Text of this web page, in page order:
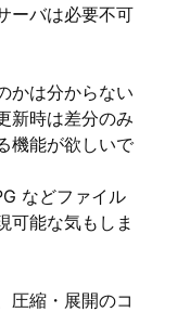
ーバは必要不可
かは分からない
新時は差分のみ
機能が欲しいで
などファイル
可能な気もしま
圧縮・展開のコ